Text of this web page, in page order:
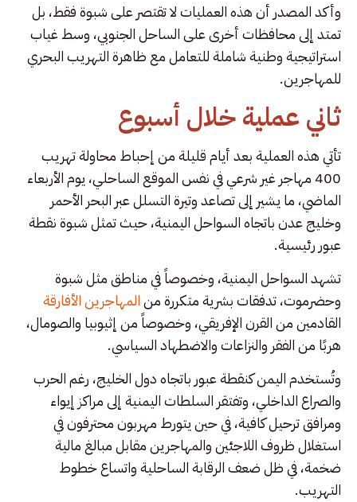
وأكد المصدر أن هذه العمليات لا تقتصر على شبوة فقط، بل
تمتد إلى محافظات أخرى على الساحل الجنوبي، وسط غياب
استراتيجية وطنية شاملة للتعامل مع ظاهرة التهريب البحري
للمهاجرين.
ثاني عملية خلال أسبوع
تأتي هذه العملية بعد أيام قليلة من إحباط محاولة تهريب
400 مهاجر غير شرعي في نفس الموقع الساحلي، يوم الأربعاء
الماضي، ما يشير إلى تصاعد وتيرة التسلل عبر البحر الأحمر
وخليج عدن باتجاه السواحل اليمنية، حيث تمثل شبوة نقطة
عبور رئيسية.
تشهد السواحل اليمنية، وخصوصاً في مناطق مثل شبوة
وحضرموت، تدفقات بشرية متكررة منالمهاجرين الأفارقة
القادمين من القرن الإفريقي، وخصوصاً من إثيوبيا والصومال،
هربًا من الفقر والنزاعات والاضطهاد السياسي.
وتُستخدم اليمن كنقطة عبور باتجاه دول الخليج، رغم الحرب
والصراع الداخلي، وتفتقر السلطات اليمنية إلى مراكز إيواء
ومرافق ترحيل كافية، في حين يتورط مهربون محترفون في
استغلال ظروف اللاجئين والمهاجرين مقابل مبالغ مالية
ضخمة، في ظل ضعف الرقابة الساحلية واتساع خطوط
التهريب.